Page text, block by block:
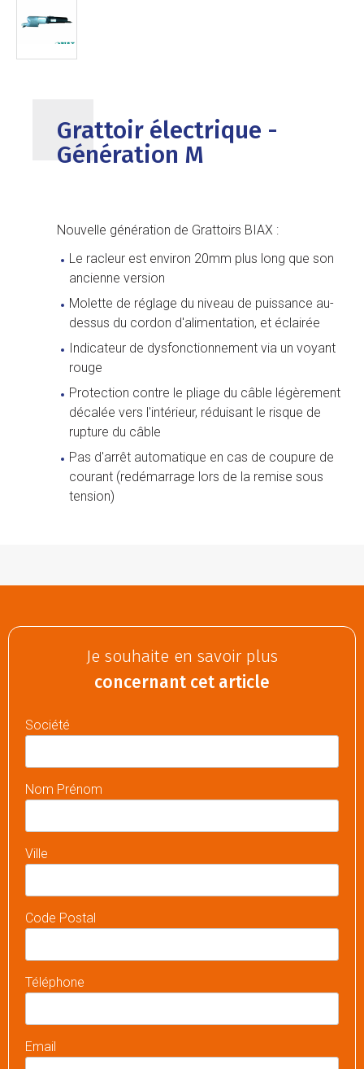
Grattoir électrique -
Génération M
Nouvelle génération de Grattoirs BIAX :
Le racleur est environ 20mm plus long que son
ancienne version
Molette de réglage du niveau de puissance au-
dessus du cordon d'alimentation, et éclairée
Indicateur de dysfonctionnement via un voyant
rouge
Protection contre le pliage du câble légèrement
décalée vers l'intérieur, réduisant le risque de
rupture du câble
Pas d'arrêt automatique en cas de coupure de
courant (redémarrage lors de la remise sous
tension)
Je souhaite en savoir plus
concernant cet article
Société
Nom Prénom
Ville
Code Postal
Téléphone
Email